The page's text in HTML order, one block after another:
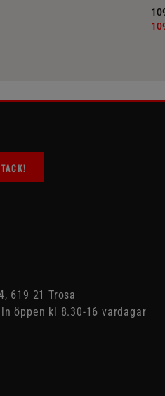
619 21 Trosa
öppen kl 8.30-16 vardagar